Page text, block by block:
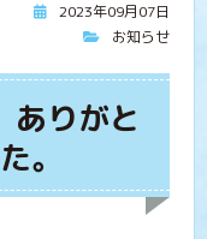
2023年09月07日
お知らせ
りがと
。